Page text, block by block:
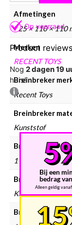
Afmetingen
125 × 110 × 110
Merken
RECENT TOYS
Breinbreker
Recent Toys
Breinbreker
Kunststof
Breinbreker
1
Breinbreker
Kinderen,
Breinbreker
Product reviews
Nog2 dagen 19
huis!
Bij een
bedrag
Alleen geldig